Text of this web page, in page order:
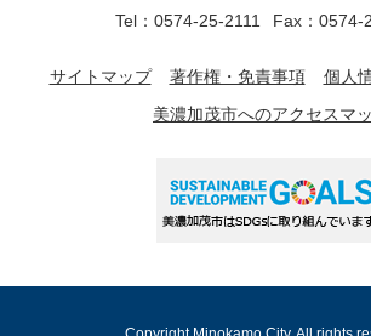
Tel：0574-25-2111
Fax：0574-
サイトマップ 著作権・免責事項
個人
美濃加茂市へのアクセスマ